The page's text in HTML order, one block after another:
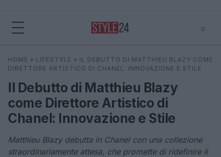
⌕
Cerca ⌕ ×
HOME » LIFESTYLE » IL DEBUTTO DI MATTHIEU BLAZY COME
DIRETTORE ARTISTICO DI CHANEL: INNOVAZIONE E STILE
Il Debutto di Matthieu Blazy
come Direttore Artistico di
Chanel: Innovazione e Stile
Matthieu Blazy debutta in Chanel con una collezione
straordinariamente attesa, che promette di ridefinire il